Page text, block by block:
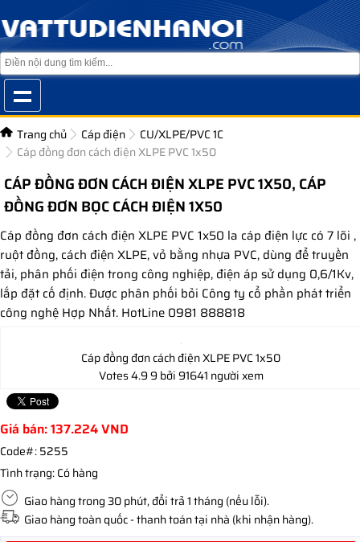
Trang chủ Cáp điện
CU/XLPE/PVC 1C
Cáp đồng đơn cách điện XLPE PVC 1x50
CÁP ĐỒNG ĐƠN CÁCH ĐIỆN XLPE PVC 1X50, CÁP
ĐỒNG ĐƠN BỌC CÁCH ĐIỆN 1X50
Cáp đồng đơn cách điện XLPE PVC 1x50 la cáp điện lực có 7 lõi ,
ruột đồng, cách điện XLPE, vỏ bằng nhựa PVC, dùng để truyền
tải, phân phối điện trong công nghiệp, điện áp sử dụng 0,6/1Kv,
lắp đặt cố định. Được phân phối bỏi Công ty cổ phần phát triển
công nghệ Hợp Nhất. HotLine 0981 888818
Cáp đồng đơn cách điện XLPE PVC 1x50
Votes4.99bởi 91641 người xem
Giá bán:137.224VND
Code#:5255
Tình trạng:Có hàng
Giao hàng trong 30 phút, đổi trả 1 tháng (nếu lỗi).
Giao hàng toàn quốc - thanh toán tại nhà (khi nhận hàng).